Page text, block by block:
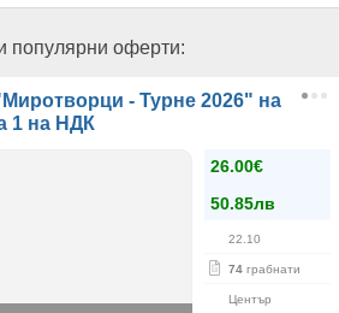
популярни оферти:
- Турне 2026" на
1 на НДК
26.00€
50.85лв
22.10
74 грабнати
Център